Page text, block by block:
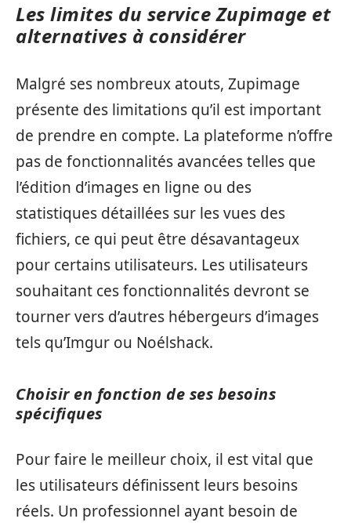
Les limites du service Zupimage et
alternatives à considérer
Malgré ses nombreux atouts, Zupimage
présente des limitations qu’il est important
de prendre en compte. La plateforme n’offre
pas de fonctionnalités avancées telles que
l’édition d’images en ligne ou des
statistiques détaillées sur les vues des
fichiers, ce qui peut être désavantageux
pour certains utilisateurs. Les utilisateurs
souhaitant ces fonctionnalités devront se
tourner vers d’autres hébergeurs d’images
tels qu’Imgur ou Noélshack.
Choisir en fonction de ses besoins
spécifiques
Pour faire le meilleur choix, il est vital que
les utilisateurs définissent leurs besoins
réels. Un professionnel ayant besoin de